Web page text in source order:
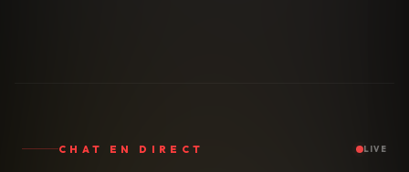
CHAT EN DIRECT LIVE